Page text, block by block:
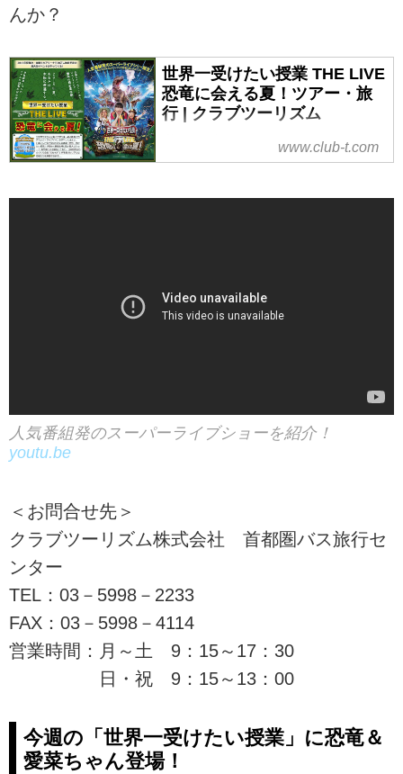
んか？
世界一受けたい授業 THE LIVE
恐竜に会える夏！ツアー・旅
行 | クラブツーリズム
世界一受けたい授業 THE LIVE 恐
竜に会える夏！ツアー・旅行な
み、全国５大アリーナで２０万人
ナで驚愕の超恐竜体験！世界最高
に！ツアー検索・ご予約も簡単で
www.club-t.com
人気番組発のスーパーライブショーを紹介！
youtu.be
＜お問合せ先＞
クラブツーリズム株式会社 首都圏バス旅行セ
ンター
TEL：03－5998－2233
FAX：03－5998－4114
営業時間：月～土 9：15～17：30
日・祝 9：15～13：00
今週の「世界一受けたい授業」に恐竜＆
愛菜ちゃん登場！